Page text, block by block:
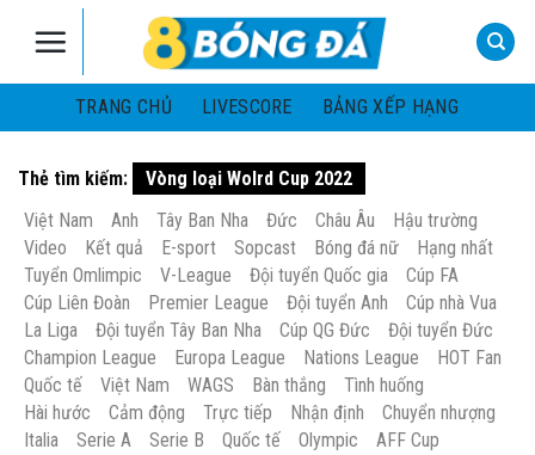
TRANG CHỦ
LIVESCORE BẢNG XẾP HẠNG
Thẻ tìm kiếm:
Vòng loại Wolrd Cup 2022
Việt Nam
Anh Tây Ban Nha Đức Châu Âu
Hậu trường
Video
Kết quả E-sport Sopcast Bóng đá nữ
Hạng nhất
Tuyển Omlimpic
V-League Đội tuyển Quốc gia
Cúp FA
Cúp Liên Đoàn
Premier League Đội tuyển Anh
Cúp nhà Vua
La Liga
Đội tuyển Tây Ban Nha Cúp QG Đức
Đội tuyển Đức
Champion League
Europa League Nations League
HOT Fan
Quốc tế
Việt Nam WAGS Bàn thắng
Tình huống
Hài hước
Cảm động Trực tiếp Nhận định
Chuyển nhượng
Italia
Serie A Serie B Quốc tế Olympic
AFF Cup